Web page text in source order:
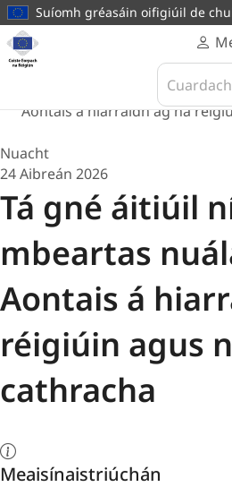
contentSuíomh gréasáin oifigiúil de
Homepage
Coiste
Réigiún
Search
in
Coiste
Home
Nuacht
Tá gné áitiúil níos láidre i
Aontais á hiarraidh ag na
Nuacht
24 Aibreán 2026
Tá gné áitiúil
mbeartas
Aontais á
réigiúin agus
cathracha
Meaisínaistriúchán